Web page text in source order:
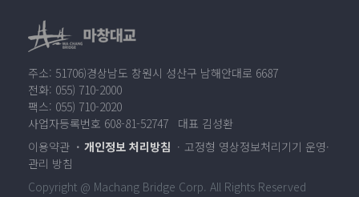
주소: 51706)경상남도 창원시 성산구 남해안대로 6687
전화: 055) 710-2000
팩스: 055) 710-2020
사업자등록번호 608-81-52747 대표 김성환
이용약관
개인정보 처리방침
고정형 영상정보처리기기 운영·
관리 방침
Copyright @ Machang Bridge Corp. All Rights Reserved